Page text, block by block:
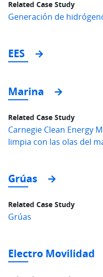
Related Case Study
Generación de
EES
Marina
Related Case Study
Carnegie Clean Energy
limpia con las olas del
Grúas
Related Case Study
Grúas
Electro Movilidad